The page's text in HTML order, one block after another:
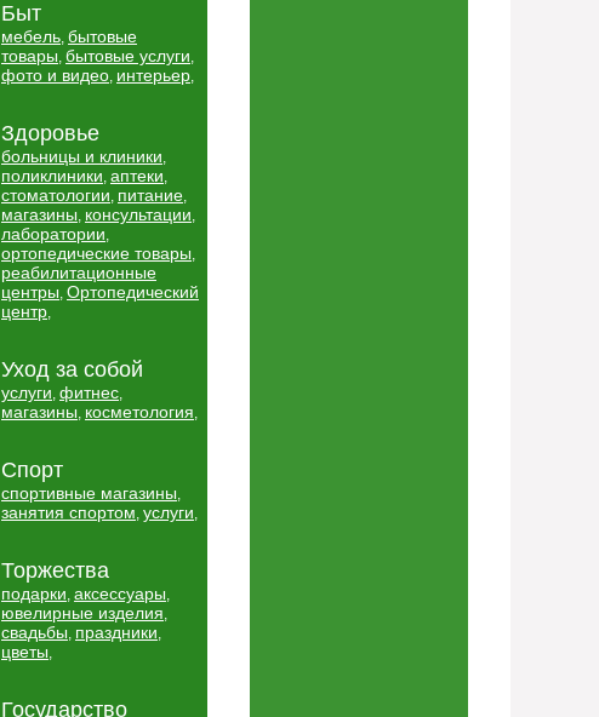
Быт
мебель, бытовые
товары, бытовые услуги,
фото и видео, интерьер,
Здоровье
больницы и клиники,
поликлиники, аптеки,
стоматологии, питание,
магазины, консультации,
лаборатории,
ортопедические товары,
реабилитационные
центры, Ортопедический
центр,
Уход за собой
услуги, фитнес,
магазины, косметология,
Спорт
спортивные магазины,
занятия спортом, услуги,
Торжества
подарки, аксессуары,
ювелирные изделия,
свадьбы, праздники,
цветы,
Государство